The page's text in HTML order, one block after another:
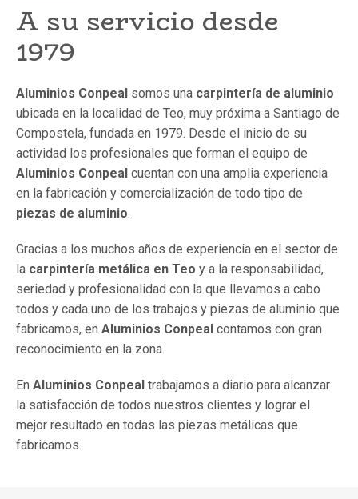
A su servicio desde
1979
Aluminios Conpeal somos una carpintería de aluminio
ubicada en la localidad de Teo, muy próxima a Santiago de
Compostela, fundada en 1979. Desde el inicio de su
actividad los profesionales que forman el equipo de
Aluminios Conpeal cuentan con una amplia experiencia
en la fabricación y comercialización de todo tipo de
piezas de aluminio.
Gracias a los muchos años de experiencia en el sector de
la carpintería metálica en Teo y a la responsabilidad,
seriedad y profesionalidad con la que llevamos a cabo
todos y cada uno de los trabajos y piezas de aluminio que
fabricamos, en Aluminios Conpeal contamos con gran
reconocimiento en la zona.
En Aluminios Conpeal trabajamos a diario para alcanzar
la satisfacción de todos nuestros clientes y lograr el
mejor resultado en todas las piezas metálicas que
fabricamos.